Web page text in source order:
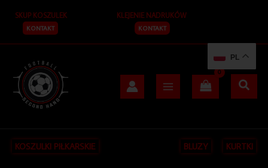
treści
SKUP KOSZULEK
KONTAKT
KLEJENIE NADRUKÓW
KONTAKT
KOSZULKI PIŁKARSKIE BLUZY KURTKI
PL